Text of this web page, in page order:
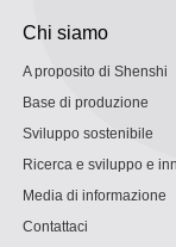
Chi siamo
A proposito di Shenshi
Base di produzione
Sviluppo sostenibile
Ricerca e sviluppo e
Media di informazione
Contattaci